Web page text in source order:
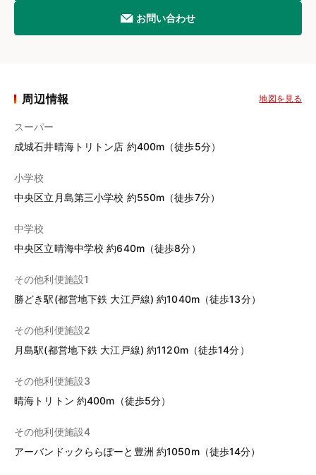
お問い合わせ
周辺情報 地図を見る
スーパー
成城石井晴海トリトン店 約400m（徒歩5分）
小学校
中央区立月島第三小学校 約550m（徒歩7分）
中学校
中央区立晴海中学校 約640m（徒歩8分）
その他利便施設1
勝どき駅(都営地下鉄 大江戸線) 約1040m（徒歩13分）
その他利便施設2
月島駅(都営地下鉄 大江戸線) 約1120m（徒歩14分）
その他利便施設3
晴海トリトン 約400m（徒歩5分）
その他利便施設4
アーバンドックららぽーと豊洲 約1050m（徒歩14分）